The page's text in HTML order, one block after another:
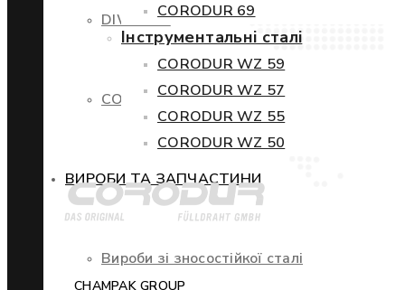
DIWETEN
COR-TEN
ВИРОБИ ТА ЗАПЧАСТИНИ
Вироби зі зносостійкої сталі
CORODUR 69
Інструментальні сталі
CORODUR WZ 59
CORODUR WZ 57
CORODUR WZ 55
CORODUR WZ 50
CHAMPAK GROUP